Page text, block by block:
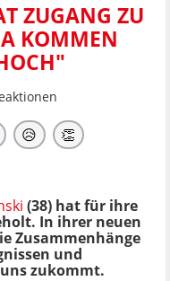
ZUGANG ZU
KOMMEN
😥 👏
(38) hat für ihre
In ihrer neuen
Zusammenhänge
und
zukommt.